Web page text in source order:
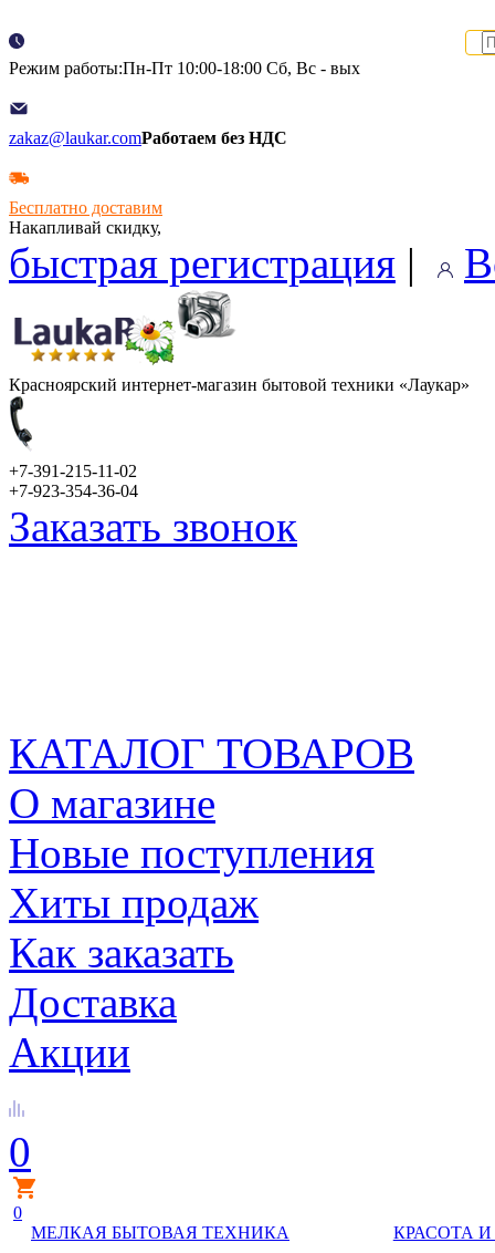
Режим работы:Пн-Пт 10:00-18:00 Сб, Вс - вых
zakaz@laukar.comРаботаем без НДС
Бесплатно доставим
Накапливай скидку,
быстрая регистрация |
Красноярский интернет-магазин бытовой техники «Лаукар»
+7-391-215-11-02
+7-923-354-36-04
Заказать звонок
КАТАЛОГ ТОВАРОВ
О магазине
Новые поступления
Хиты продаж
Как заказать
Доставка
Акции
0
0
МЕЛКАЯ БЫТОВАЯ ТЕХНИКА
КРАСОТА И